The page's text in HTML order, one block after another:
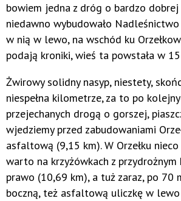
bowiem jedna z dróg o bardzo
niedawno wybudowało Nadleśnictwo
w nią w lewo, na wschód ku
podają kroniki, wieś ta powstała w
Żwirowy solidny nasyp, niestety,
niespełna kilometrze, za to po
przejechanych drogą o gorszej,
wjedziemy przed zabudowaniami
asfaltową (9,15 km). W Orzełku
warto na krzyżówkach z przydrożnym
prawo (10,69 km), a tuż zaraz, po 70
boczną, też asfaltową uliczkę w